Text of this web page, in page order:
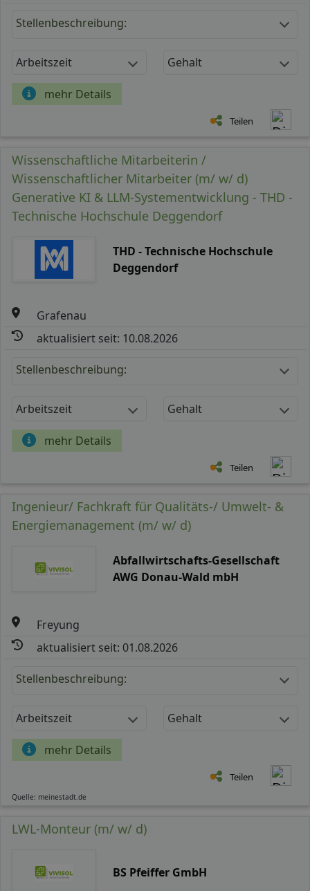
Stellenbeschreibung:
Arbeitszeit Gehalt
mehr Details
Teilen
Wissenschaftliche Mitarbeiterin /
Wissenschaftlicher Mitarbeiter (m/ w/ d)
Generative KI & LLM-Systementwicklung - THD -
Technische Hochschule Deggendorf
THD - Technische Hochschule
Deggendorf
Grafenau
aktualisiert seit: 10.08.2026
Stellenbeschreibung:
Arbeitszeit Gehalt
mehr Details
Teilen
Ingenieur/ Fachkraft für Qualitäts-/ Umwelt- &
Energiemanagement (m/ w/ d)
Abfallwirtschafts-Gesellschaft
AWG Donau-Wald mbH
Freyung
aktualisiert seit: 01.08.2026
Stellenbeschreibung:
Arbeitszeit Gehalt
mehr Details
Teilen
Quelle: meinestadt.de
LWL-Monteur (m/ w/ d)
BS Pfeiffer GmbH